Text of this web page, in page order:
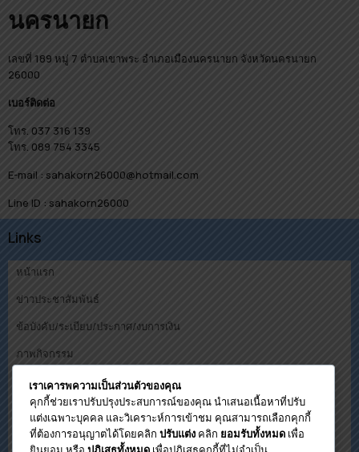
นครนายก
เลขที่ 189 หมู่ 7 ตำบลเขาพระ อำเภอเมืองนครนายก จังหวัดนครนายก
26000
เบอร์ติดต่อ
โทร. 037 316 139
โทร. 089 754 3345
E-mail : sahakorn26000@hotmail.com
Line ID : sahakorn26000
Links
หน้าแรก
ข่าวประชาสัมพันธ์
ข้อบังคับ/ระเบียบ/ประกาศ/งบการเงิน
ภาพกิจกรรม
คณะกรรมการ
ดาวน์โหลด
โปรแกรมคำนวนวงเงินกู้เบื้องต้น
เราเคารพความเป็นส่วนตัวของคุณ
คุกกี้ช่วยเราปรับปรุงประสบการณ์ของคุณ นำเสนอเนื้อหาที่ปรับ
แต่งเฉพาะบุคคล และวิเคราะห์การเข้าชม คุณสามารถเลือกคุกกี้
ที่ต้องการอนุญาตได้โดยคลิก ปรับแต่ง คลิก ยอมรับทั้งหมด เพื่อ